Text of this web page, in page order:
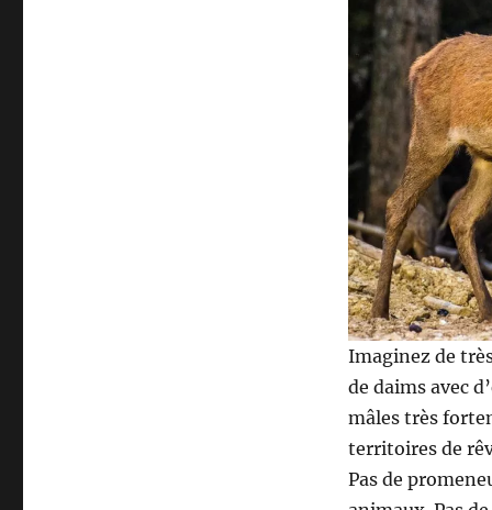
Imaginez de
de daims avec
mâles très
territoires de
Pas de